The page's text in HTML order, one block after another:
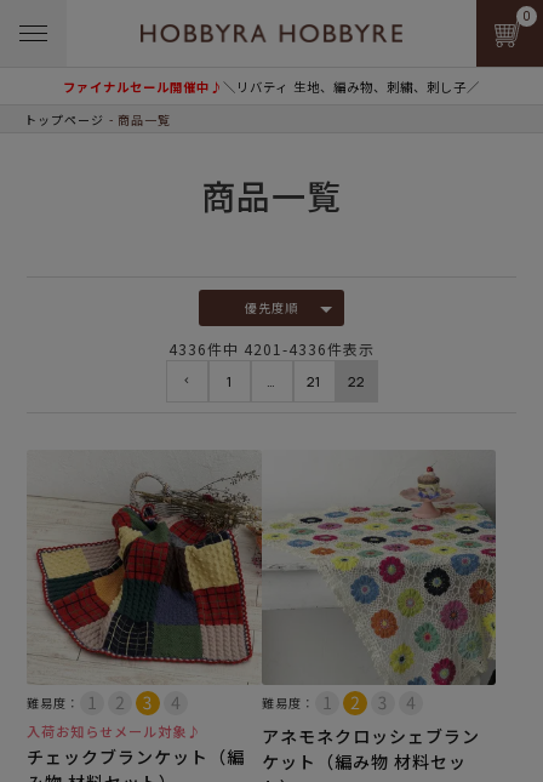
ファイナルセール開催中♪＼リバティ 生地、編み物、刺繍、刺し子／
0
トップページ 商品一覧
商品一覧
優先度順
4336件中 4201 -4336件表示
1 21 22
難易度：
入荷お知らせメール対象♪
チェックブランケット（編
難易度：
アネモネクロッシェブラン
ケット（編み物 材料セッ